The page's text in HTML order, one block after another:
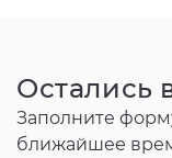
Остались
Заполните
ближайшее